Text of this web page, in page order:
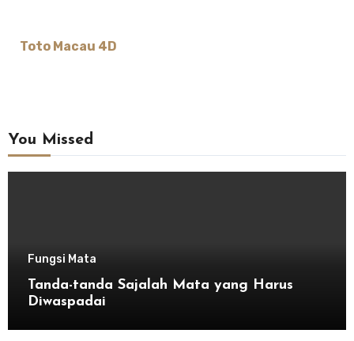
Toto Macau 4D
You Missed
Fungsi Mata
Tanda-tanda Sajalah Mata yang Harus
Diwaspadai